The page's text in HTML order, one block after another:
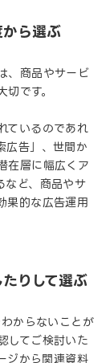
ら選ぶ
、商品やサービ
です。
ているのであれ
広告」、世間か
在層に幅広くア
など、商品やサ
果的な広告運用
りして選ぶ
からないことが
してご検討いた
ジから関連資料